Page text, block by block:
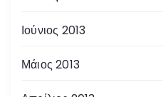
Ιούνιος 2013
Μάιος 2013